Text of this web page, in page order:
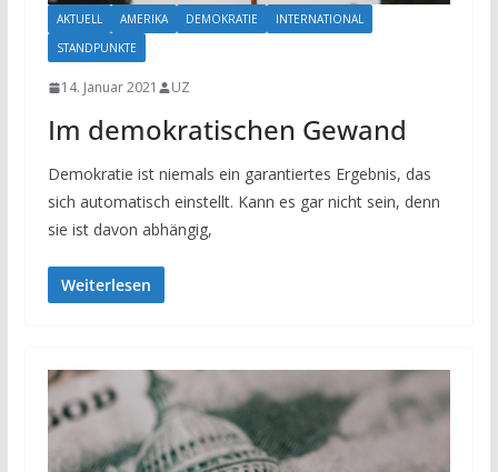
AKTUELL AMERIKA DEMOKRATIE
INTERNATIONAL
STANDPUNKTE
14. Januar 2021 UZ
Im demokratischen Gewand
Demokratie ist niemals ein garantiertes Ergebnis, das
sich automatisch einstellt. Kann es gar nicht sein, denn
sie ist davon abhängig,
Weiterlesen